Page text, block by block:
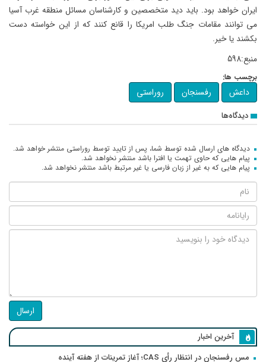
ایران خواهد بود. باید دید متخصصین و کارشناسان مسائل منطقه غرب آسیا
می توانند مقامات جنگ طلب امریکا را قانع کنند که از این خواسته دست
بکشند یا خیر.
منبع:598
برچسب ها:
داعش رفسنجان روراستی
دیدگاه‌ها
دیدگاه های ارسال شده توسط شما، پس از تایید توسط روراستی منتشر خواهد شد.
پیام هایی که حاوی تهمت یا افترا باشد منتشر نخواهد شد.
پیام هایی که به غیر از زبان فارسی یا غیر مرتبط باشد منتشر نخواهد شد.
ارسال
آخرین اخبار
مس رفسنجان در انتظار رأی CAS؛ آغاز تمرینات از هفته آینده